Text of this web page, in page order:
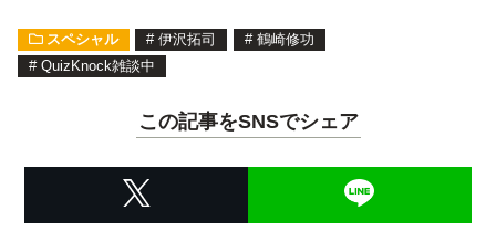
スペシャル # 伊沢拓司 # 鶴崎修功
# QuizKnock雑談中
この記事をSNSでシェア